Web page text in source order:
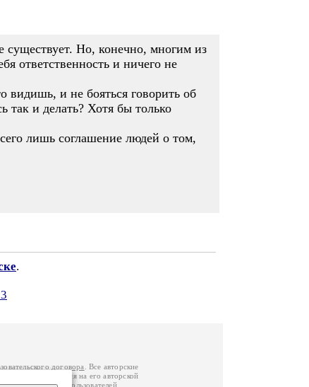
существует. Но, конечно, многим из
ответственность и ничего не
видишь, и не бояться говорить об
так и делать? Хотя бы только
лишь соглашение людей о том,
.
договора
. Все авторские
можете обратиться на его авторской
. Данные пользователей